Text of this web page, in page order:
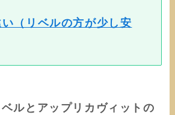
（リベルの方が少し安
ルとアップリカヴィットの